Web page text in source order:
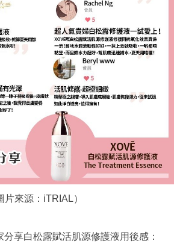
來源：iTRIAL）
享白松露賦活肌源修護液用後感：